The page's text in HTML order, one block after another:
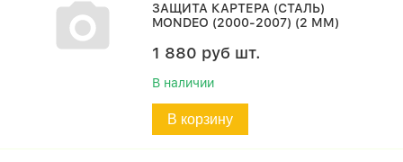
ЗАЩИТА КАРТЕРА (СТАЛЬ)
MONDEO (2000-2007) (2 ММ)
1 880 руб шт.
В наличии
В корзину